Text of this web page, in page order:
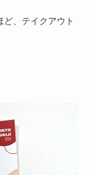
、テイクアウト